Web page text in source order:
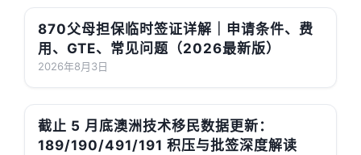
870父母担保临时签证详解｜申请条件、费
用、GTE、常见问题（2026最新版）
2026年8月3日
截止 5 月底澳洲技术移民数据更新：
189/190/491/191 积压与批签深度解读